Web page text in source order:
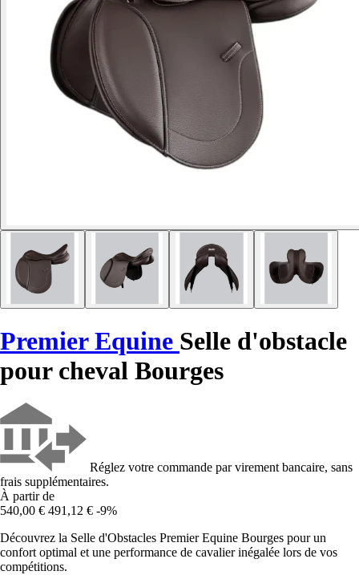
Premier Equine Selle d'obstacle
pour cheval Bourges
Réglez votre commande par virement bancaire, sans
frais supplémentaires.
À partir de
540,00 € 491,12 € -9%
Découvrez la Selle d'Obstacles Premier Equine Bourges pour un
confort optimal et une performance de cavalier inégalée lors de vos
compétitions.